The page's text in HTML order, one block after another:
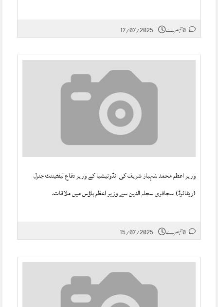
17/07/2025
وزیر اعظم محمد شہباز شریف کی انڈونیشیا کے وزیر دفاع لیفٹیننٹ جنرل
(ریٹائرڈ) سجافری سجام الدین سے وزیر اعظم ہاؤس میں ملاقات۔
15/07/2025